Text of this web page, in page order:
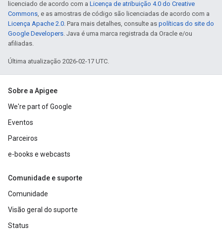
licenciado de acordo com a Licença de atribuição 4.0 do Creative
Commons, e as amostras de código são licenciadas de acordo com a
Licença Apache 2.0. Para mais detalhes, consulte as políticas do site do
Google Developers. Java é uma marca registrada da Oracle e/ou
afiliadas.
Última atualização 2026-02-17 UTC.
Sobre a Apigee
We're part of Google
Eventos
Parceiros
e-books e webcasts
Comunidade e suporte
Comunidade
Visão geral do suporte
Status